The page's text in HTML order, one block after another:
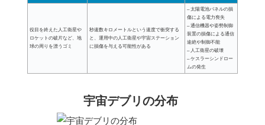
役目を終えた人工衛星や
ロケットの破片など、地
球の周りを漂うゴミ
秒速数キロメートルという速度で衝突する
と、運用中の人工衛星や宇宙ステーション
に損傷を与える可能性がある
– 太陽電池パネルの損
傷による電力喪失
– 通信機器や姿勢制御
装置の損傷による通信
途絶や制御不能
– 人工衛星の破壊
– ケスラーシンドロー
ムの発生
宇宙デブリの分布